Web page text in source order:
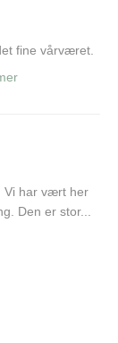
fine vårværet.
Vi har vært her
Den er stor...